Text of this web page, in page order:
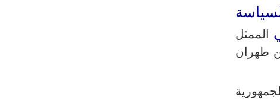
الممثل
طهران